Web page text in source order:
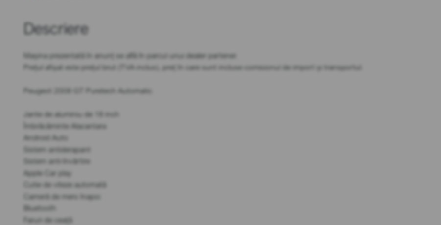
Descriere
Mașina prezentată în anunț se află în parcul unui dealer partener.
Prețul afișat este prețul brut (TVA inclus), preț în care sunt incluse comisionul de import și transportul.
Peugeot 2008 GT Puretech Automatic
Jante de aluminiu de 18 inch
Îmbrăcăminte Alacantara
Android Auto
Sistem antiderapant
Sistem anti-învârtire
Apple Car play
Cutie de viteze automată
Cameră de mers înapoi
Bluetooth
Faruri de ceață